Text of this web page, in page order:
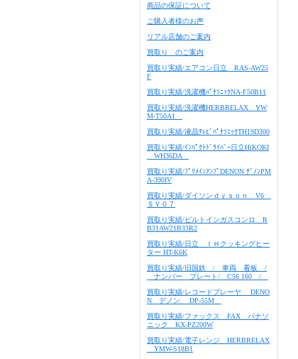
商品の保証について
ご購入者様のお声
リアル店舗のご案内
買取り のご案内
買取り実績/エアコン日立 RAS-AW25
F
買取り実績/洗濯機ﾊﾟﾅｿﾆｯｸNA-F50B11
買取り実績/洗濯機HERBRELAX YW
M-T50A1
買取り実績/液晶ﾃﾚﾋﾞﾊﾟﾅｿﾆｯｸTH19D300
買取り実績/ｲﾝﾊﾟｸﾄﾄﾞﾗｲﾊﾞｰ日立HiKOKI
WH36DA
買取り実績/ﾌﾟﾘﾒｲﾝｱﾝﾌﾟDENON ﾃﾞﾉﾝPM
A-390IV
買取り実績/ダイソンｄｙｓｏｎ V6
ＳＶ０７
買取り実績/ビルトインガスコンロ R
B31AW21B33R2
買取り実績/日立 ＩＨクッキングヒー
ター HT-K6K
買取り実績/旧国鉄 / 車両 看板 /
ナンバー プレート/ C56 160 /
買取り実績/レコードプレーヤ DENO
N デノン DP-55M
買取り実績/ファックス FAX パナソ
ニック KX-PZ200W
買取り実績/電子レンジ HERBRELAX
YMW-S18B1